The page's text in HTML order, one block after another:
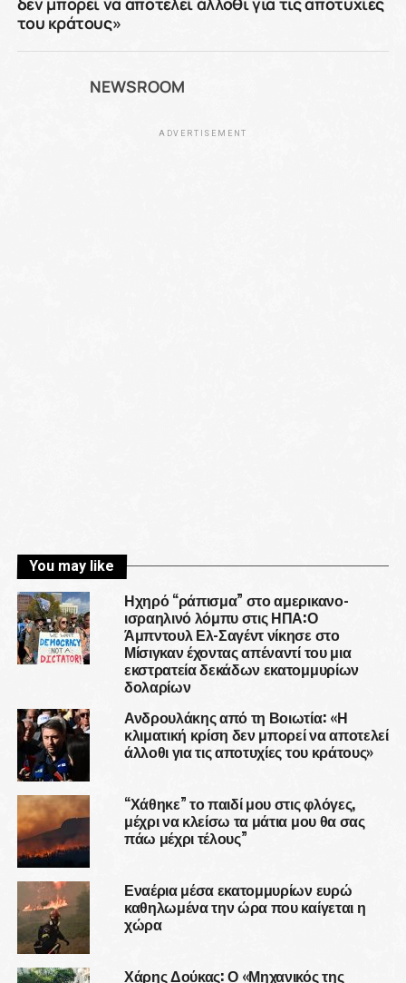
του κράτους»
NEWSROOM
ADVERTISEMENT
You may like
Ηχηρό “ράπισμα” στο αμερικανο-
ισραηλινό λόμπυ στις ΗΠΑ:Ο
Άμπντουλ Ελ-Σαγέντ νίκησε στο
Μίσιγκαν έχοντας απέναντί του μια
εκστρατεία δεκάδων εκατομμυρίων
δολαρίων
Ανδρουλάκης από τη Βοιωτία: «Η
κλιματική κρίση δεν μπορεί να αποτελεί
άλλοθι για τις αποτυχίες του κράτους»
“Χάθηκε” το παιδί μου στις φλόγες,
μέχρι να κλείσω τα μάτια μου θα σας
πάω μέχρι τέλους”
Εναέρια μέσα εκατομμυρίων ευρώ
καθηλωμένα την ώρα που καίγεται η
χώρα
Χάρης Δούκας: Ο «Μηχανικός της